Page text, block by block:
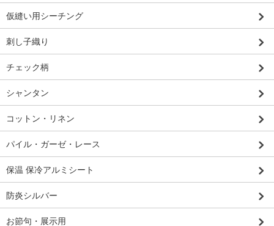
仮縫い用シーチング
刺し子織り
チェック柄
シャンタン
コットン・リネン
パイル・ガーゼ・レース
保温 保冷アルミシート
防炎シルバー
お節句・展示用